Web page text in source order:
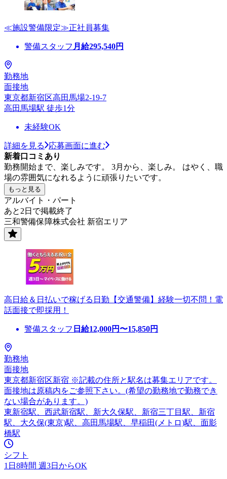
≪施設警備限定≫正社員募集
警備スタッフ 月給295,540円
勤務地
面接地
東京都新宿区高田馬場2-19-7
高田馬場駅 徒歩1分
未経験OK
詳細を見る
応募画面に進む
新着口コミあり
勤務開始まで、楽しみです。 3月から、楽しみ。 はやく、職
場の雰囲気になれるように頑張りたいです。
もっと見る
アルバイト・パート
あと2日で掲載終了
三和警備保障株式会社 新宿エリア
高日給＆日払いで稼げる日勤【交通警備】経験一切不問！電
話面接で即採用！
警備スタッフ 日給12,000円〜15,850円
勤務地
面接地
東京都新宿区新宿 ※記載の住所と駅名は募集エリアです。
面接地は原稿内をご参照下さい。(希望の勤務地で勤務でき
ない場合があります。)
東新宿駅、西武新宿駅、新大久保駅、新宿三丁目駅、新宿
駅、大久保(東京)駅、高田馬場駅、早稲田(メトロ)駅、面影
橋駅
シフト
1日8時間 週3日からOK